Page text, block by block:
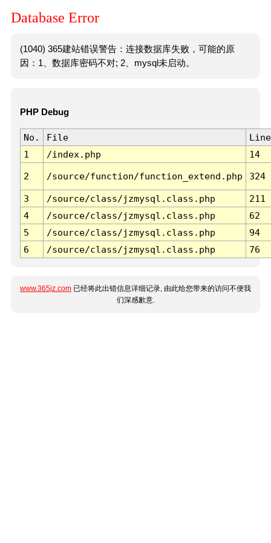
Database Error
(1040) 365建站错误警告：连接数据库失败，可能的原
因：1、数据库密码不对; 2、mysql未启动。
PHP Debug
No. File
Line
1
/index.php 14
2 /source/function/function_extend.php 324
3 /source/class/jzmysql.class.php
211
4
/source/class/jzmysql.class.php
62
5
/source/class/jzmysql.class.php
94
6
/source/class/jzmysql.class.php 76
www.365jz.com 已经将此出错信息详细记录, 由此给您带来的访问不便我
们深感歉意.